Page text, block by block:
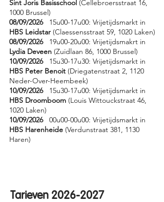
Sint Joris Basisschool (Cellebroersstraat 16,
1000 Brussel)
08/09/202615u00-17u00: Vrijetijdsmarkt in
HBS Leidstar (Claessensstraat 59, 1020 Laken)
08/09/202619u00-20u00: Vrijetijdsmakrt in
Lydia Deveen (Zuidlaan 86, 1000 Brussel)
10/09/2026
15u30-17u30: Vrijetijdsmarkt in
HBS Peter Benoit (Driegatenstraat 2, 1120
Neder-Over-Heembeek)
10/09/2026
15u30-17u00: Vrijetijdsmarkt in
HBS Droomboom (Louis Wittouckstraat 46,
1020 Laken)
10/09/202600u00-00u00: Vrijetijdsmarkt in
HBS Harenheide (Verdunstraat 381, 1130
Haren)
Tarieven 2026-2027